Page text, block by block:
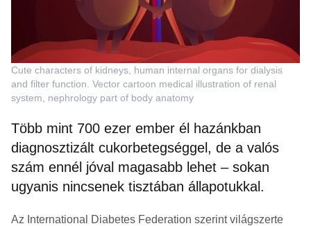
Cute characters of kidneys, human internal organs for dialysis
and filter function. Vector cartoon medical illustration of renal
system, nephrology part of body anatomy
Több mint 700 ezer ember él hazánkban
diagnosztizált cukorbetegséggel, de a valós
szám ennél jóval magasabb lehet – sokan
ugyanis nincsenek tisztában állapotukkal.
Az International Diabetes Federation szerint világszerte